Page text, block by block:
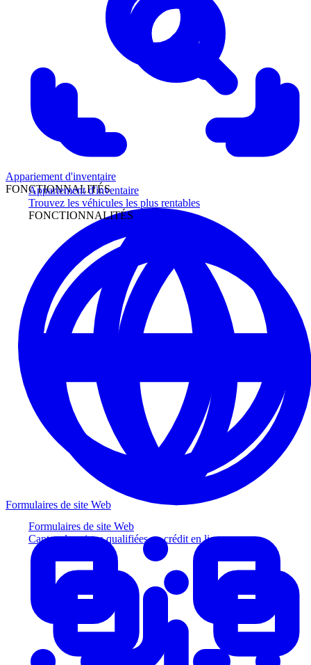
Appariement d'inventaire
Trouvez les véhicules les plus rentables
FONCTIONNALITÉS
Formulaires de site Web
Captez des pistes qualifiées au crédit en ligne
Appariement d'inventaire
FONCTIONNALITÉS
Formulaires de site Web